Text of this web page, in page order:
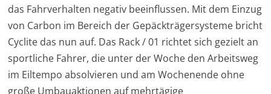
das Fahrverhalten negativ beeinflussen. Mit dem Einzug
von Carbon im Bereich der Gepäckträgersysteme bricht
Cyclite das nun auf. Das Rack / 01 richtet sich gezielt an
sportliche Fahrer, die unter der Woche den Arbeitsweg
im Eiltempo absolvieren und am Wochenende ohne
große Umbauaktionen auf mehrtägige